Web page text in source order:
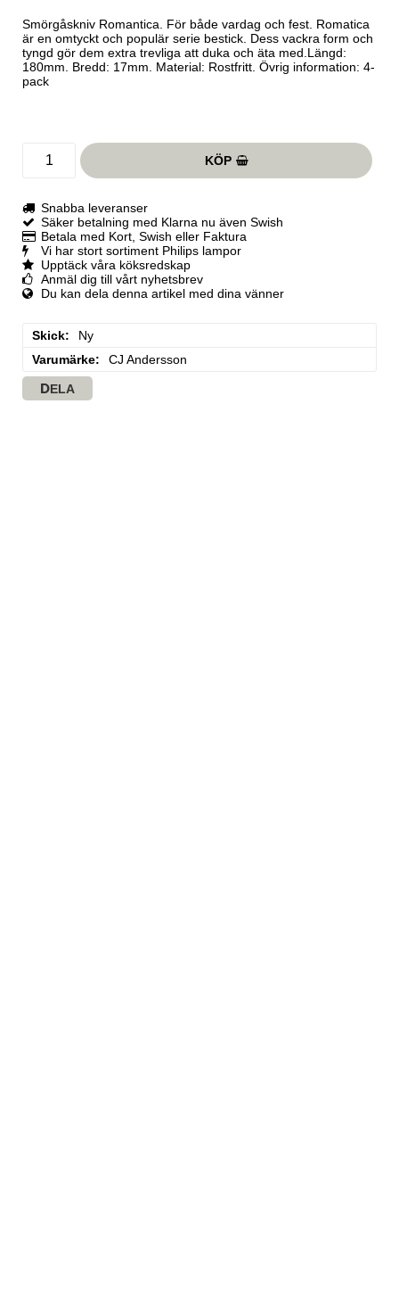
Smörgåskniv Romantica. För både vardag och fest. Romatica
är en omtyckt och populär serie bestick. Dess vackra form och
tyngd gör dem extra trevliga att duka och äta med.Längd:
180mm. Bredd: 17mm. Material: Rostfritt. Övrig information: 4-
pack
KÖP
Snabba leveranser
Säker betalning med Klarna nu även Swish
Betala med Kort, Swish eller Faktura
Vi har stort sortiment Philips lampor
Upptäck våra köksredskap
Anmäl dig till vårt nyhetsbrev
Du kan dela denna artikel med dina vänner
Skick
Ny
Varumärke
CJ Andersson
DELA